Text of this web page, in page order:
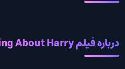
درباره فیلم The Thing About Harry